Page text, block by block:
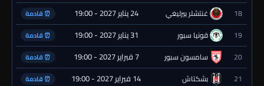
18 غنتشلر بيرليغي 24 يناير 2027 - 19:00 ⏰ قادمة
19 قونيا سبور 31 يناير 2027 - 19:00 ⏰ قادمة
20 سامسون سبور 7 فبراير 2027 - 19:00 ⏰ قادمة
21 بشكتاش 14 فبراير 2027 - 19:00 ⏰ قادمة